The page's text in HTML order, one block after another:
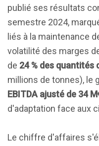
publié ses résultats
semestre 2024,
liés à la maintenance
volatilité des marges
de 24 % des
millions de tonnes), le
EBITDA ajusté de 34
d'adaptation face aux
Le chiffre d'affaires